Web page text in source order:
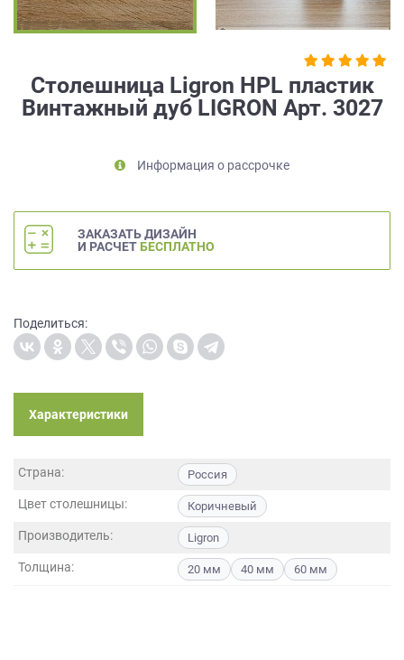
Столешница Ligron HPL пластик
Винтажный дуб LIGRON Арт. 3027
Информация о рассрочке
ЗАКАЗАТЬ ДИЗАЙН
И РАСЧЕТ БЕСПЛАТНО
Поделиться:
Характеристики
Страна: Россия
Цвет столешницы: Коричневый
Производитель: Ligron
Толщина: 20 мм 40 мм 60 мм
обработку
также
программами
условиях
Политики
персональных
данных.